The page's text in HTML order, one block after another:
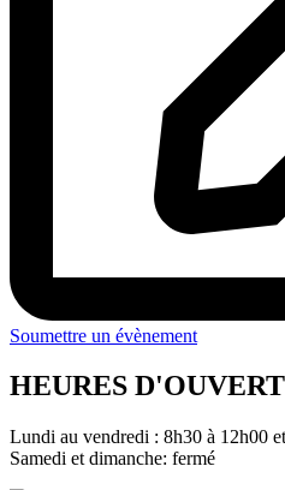
Soumettre un évènement
HEURES
Lundi au vendredi : 8h30 à 12h00
Samedi et dimanche: fermé